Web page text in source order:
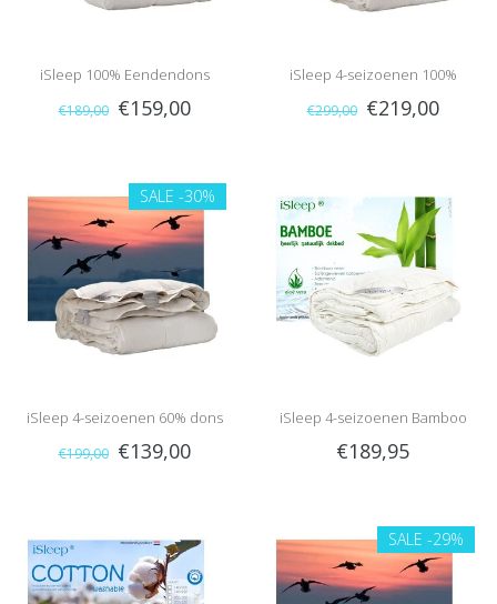
iSleep 100% Eendendons
€189,00 €159,00
iSleep 4-seizoenen 100%
€299,00 €219,00
SALE -30%
iSleep 4-seizoenen 60% dons
€199,00 €139,00
iSleep 4-seizoenen Bamboo
€189,95
SALE -29%